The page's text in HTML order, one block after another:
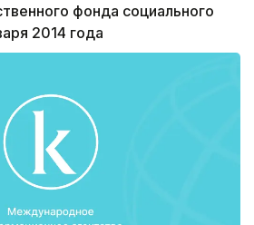
фонда социального
2014 года